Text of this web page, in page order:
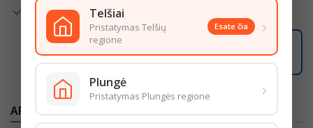
 Turime
08:52:12 Užsisakę iki16:00pristatysime iki18:00
APRAŠYMAS
Telšiai
Pristatymas Telšių
regione
Esate čia ›
Plungė
Pristatymas Plungės regione ›